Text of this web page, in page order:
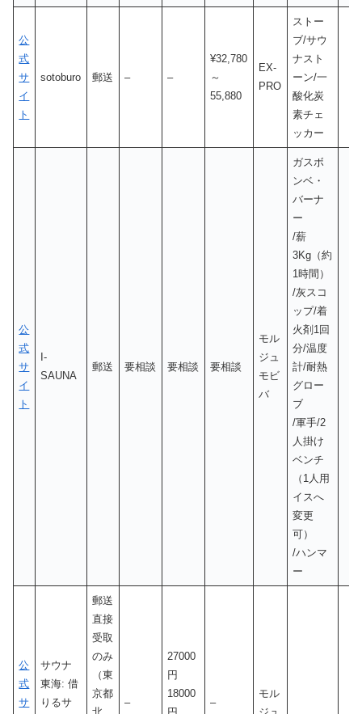
公
式
サ
イ
ト
sotoburo 郵送 – –
¥32,780
～
55,880
EX-
PRO
ストー
ブ/サウ
ナスト
ーン/一
酸化炭
素チェ
ッカー
公
式
サ
イ
ト
I-
SAUNA
郵送 要相談 要相談 要相談
モル
ジュ
モビ
バ
ガスボ
ンベ・
バーナ
ー
/薪
3Kg（約
1時間）
/灰スコ
ップ/着
火剤1回
分/温度
計/耐熱
グロー
ブ
/軍手/2
人掛け
ベンチ
（1人用
イスへ
変更
可）
/ハンマ
ー
公
式
サ
サウナ
東海: 借
りるサ
郵送
直接
受取
のみ
（東
京都
–
27000
円
18000
–
モル